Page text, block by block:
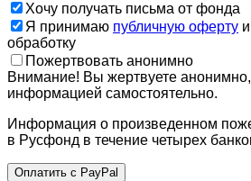
Хочу получать письма от фонда
Я принимаю публичную оферту и
обработку
Пожертвовать анонимно
Внимание! Вы жертвуете анонимно,
информацией самостоятельно.
Информация о произведенном
в Русфонд в течение четырех
Оплатить с PayPal